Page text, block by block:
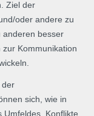
Ziel der
oder andere zu
anderen besser
Kommunikation
der
sich, wie in
Umfeldes, Konflikte